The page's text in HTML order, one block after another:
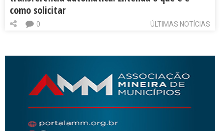
como solicitar
ÚLTIMAS NOTÍCIAS
0